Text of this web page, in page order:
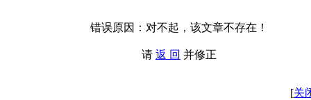
错误原因：对不起，该文章不存在！
请 返 回 并修正
[关